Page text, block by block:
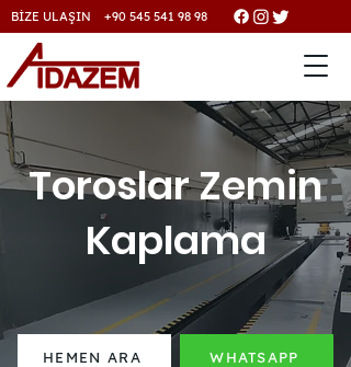
BİZE ULAŞIN +90 545 541 98 98
Toroslar Zemin
Kaplama
HEMEN ARA WHATSAPP